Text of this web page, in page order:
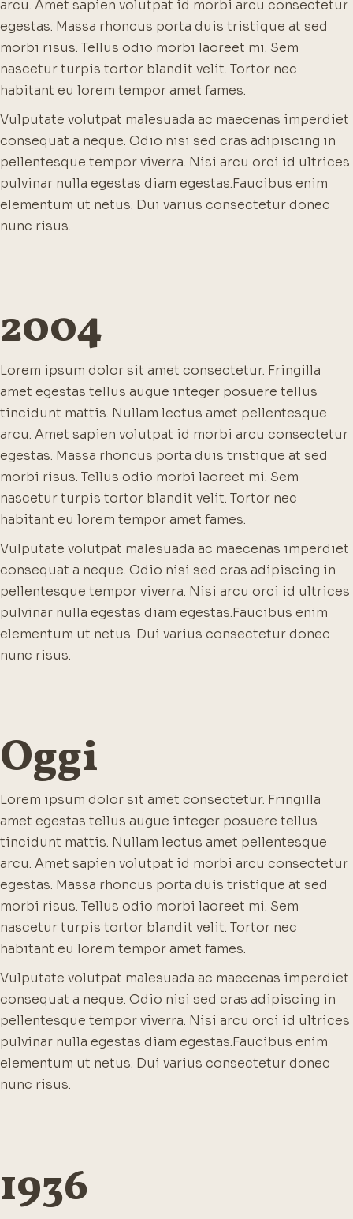
arcu. Amet sapien volutpat id morbi arcu consectetur
egestas. Massa rhoncus porta duis tristique at sed
morbi risus. Tellus odio morbi laoreet mi. Sem
nascetur turpis tortor blandit velit. Tortor nec
habitant eu lorem tempor amet fames.
Vulputate volutpat malesuada ac maecenas imperdiet
consequat a neque. Odio nisi sed cras adipiscing in
pellentesque tempor viverra. Nisi arcu orci id ultrices
pulvinar nulla egestas diam egestas.Faucibus enim
elementum ut netus. Dui varius consectetur donec
nunc risus.
2004
Lorem ipsum dolor sit amet consectetur. Fringilla
amet egestas tellus augue integer posuere tellus
tincidunt mattis. Nullam lectus amet pellentesque
arcu. Amet sapien volutpat id morbi arcu consectetur
egestas. Massa rhoncus porta duis tristique at sed
morbi risus. Tellus odio morbi laoreet mi. Sem
nascetur turpis tortor blandit velit. Tortor nec
habitant eu lorem tempor amet fames.
Vulputate volutpat malesuada ac maecenas imperdiet
consequat a neque. Odio nisi sed cras adipiscing in
pellentesque tempor viverra. Nisi arcu orci id ultrices
pulvinar nulla egestas diam egestas.Faucibus enim
elementum ut netus. Dui varius consectetur donec
nunc risus.
Oggi
Lorem ipsum dolor sit amet consectetur. Fringilla
amet egestas tellus augue integer posuere tellus
tincidunt mattis. Nullam lectus amet pellentesque
arcu. Amet sapien volutpat id morbi arcu consectetur
egestas. Massa rhoncus porta duis tristique at sed
morbi risus. Tellus odio morbi laoreet mi. Sem
nascetur turpis tortor blandit velit. Tortor nec
habitant eu lorem tempor amet fames.
Vulputate volutpat malesuada ac maecenas imperdiet
consequat a neque. Odio nisi sed cras adipiscing in
pellentesque tempor viverra. Nisi arcu orci id ultrices
pulvinar nulla egestas diam egestas.Faucibus enim
elementum ut netus. Dui varius consectetur donec
nunc risus.
1936